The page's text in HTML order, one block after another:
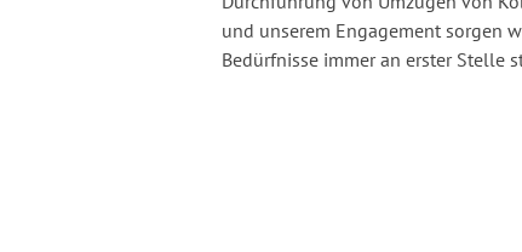
und unserem Engagement sorgen
Bedürfnisse immer an erster Stelle